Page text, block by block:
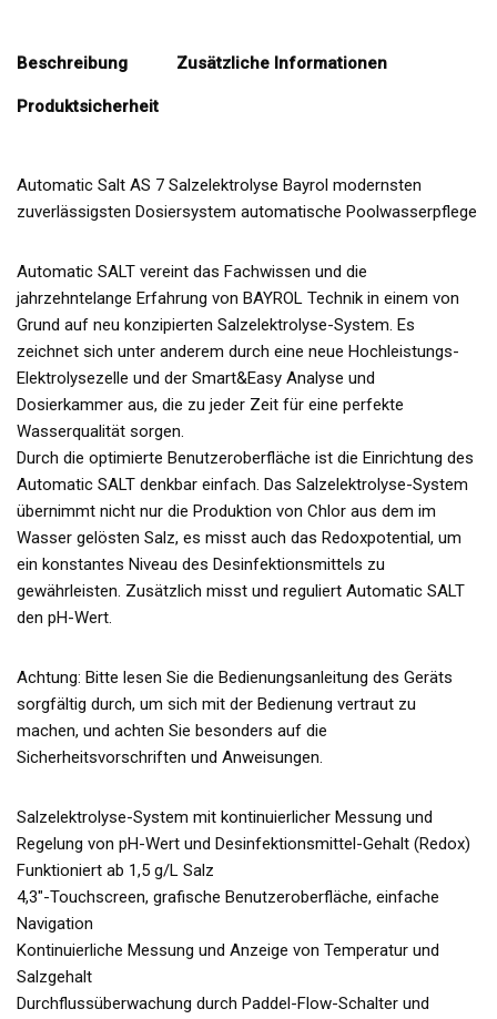
Beschreibung Zusätzliche Informationen
Produktsicherheit
Automatic Salt AS 7 Salzelektrolyse Bayrol modernsten
zuverlässigsten Dosiersystem automatische Poolwasserpflege
Automatic SALT vereint das Fachwissen und die
jahrzehntelange Erfahrung von BAYROL Technik in einem von
Grund auf neu konzipierten Salzelektrolyse-System. Es
zeichnet sich unter anderem durch eine neue Hochleistungs-
Elektrolysezelle und der Smart&Easy Analyse und
Dosierkammer aus, die zu jeder Zeit für eine perfekte
Wasserqualität sorgen.
Durch die optimierte Benutzeroberfläche ist die Einrichtung des
Automatic SALT denkbar einfach. Das Salzelektrolyse-System
übernimmt nicht nur die Produktion von Chlor aus dem im
Wasser gelösten Salz, es misst auch das Redoxpotential, um
ein konstantes Niveau des Desinfektionsmittels zu
gewährleisten. Zusätzlich misst und reguliert Automatic SALT
den pH-Wert.
Achtung: Bitte lesen Sie die Bedienungsanleitung des Geräts
sorgfältig durch, um sich mit der Bedienung vertraut zu
machen, und achten Sie besonders auf die
Sicherheitsvorschriften und Anweisungen.
Salzelektrolyse-System mit kontinuierlicher Messung und
Regelung von pH-Wert und Desinfektionsmittel-Gehalt (Redox)
Funktioniert ab 1,5 g/L Salz
4,3″-Touchscreen, grafische Benutzeroberfläche, einfache
Navigation
Kontinuierliche Messung und Anzeige von Temperatur und
Salzgehalt
Durchflussüberwachung durch Paddel-Flow-Schalter und